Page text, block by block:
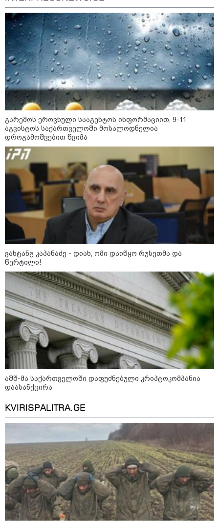
იტალიამ ყველა ქალაქში
განგაშის წითელი დონე
გამოაცხადა
კატეგორიის ყველა სიახლე
გარემოს ეროვნული სააგენტოს
ინფორმაციით, 9-11 აგვისტოს
საქართველოში მოსალოდნელია
დროგამოშვებით წვიმა
ვახტანგ კაპანაძე - დიახ, ომი
დაიწყო რუსეთმა და წერტილი!
აშშ-მა საქართველოში
„ნაციონალური მოძრაობა“ -
სიმბოლურია, რომ კობახიძის
მოღალატეობრივი განცხადება
საქართველოს
თავისუფლებისთვის შეწირული
გმირების მემორიალზე გაკეთდა
გარემოს ეროვნული სააგენტოს ინფორმაციით, 9-11
აგვისტოს საქართველოში მოსალოდნელია
დროგამოშვებით წვიმა
ვახტანგ კაპანაძე - დიახ, ომი დაიწყო რუსეთმა და
წერტილი!
აშშ-მა საქართველოში დაფუძნებული კრიპტოკომპანია
დაასანქცირა
KVIRISPALITRA.GE